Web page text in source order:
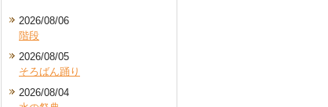
2026/08/06
階段
2026/08/05
そろばん踊り
2026/08/04